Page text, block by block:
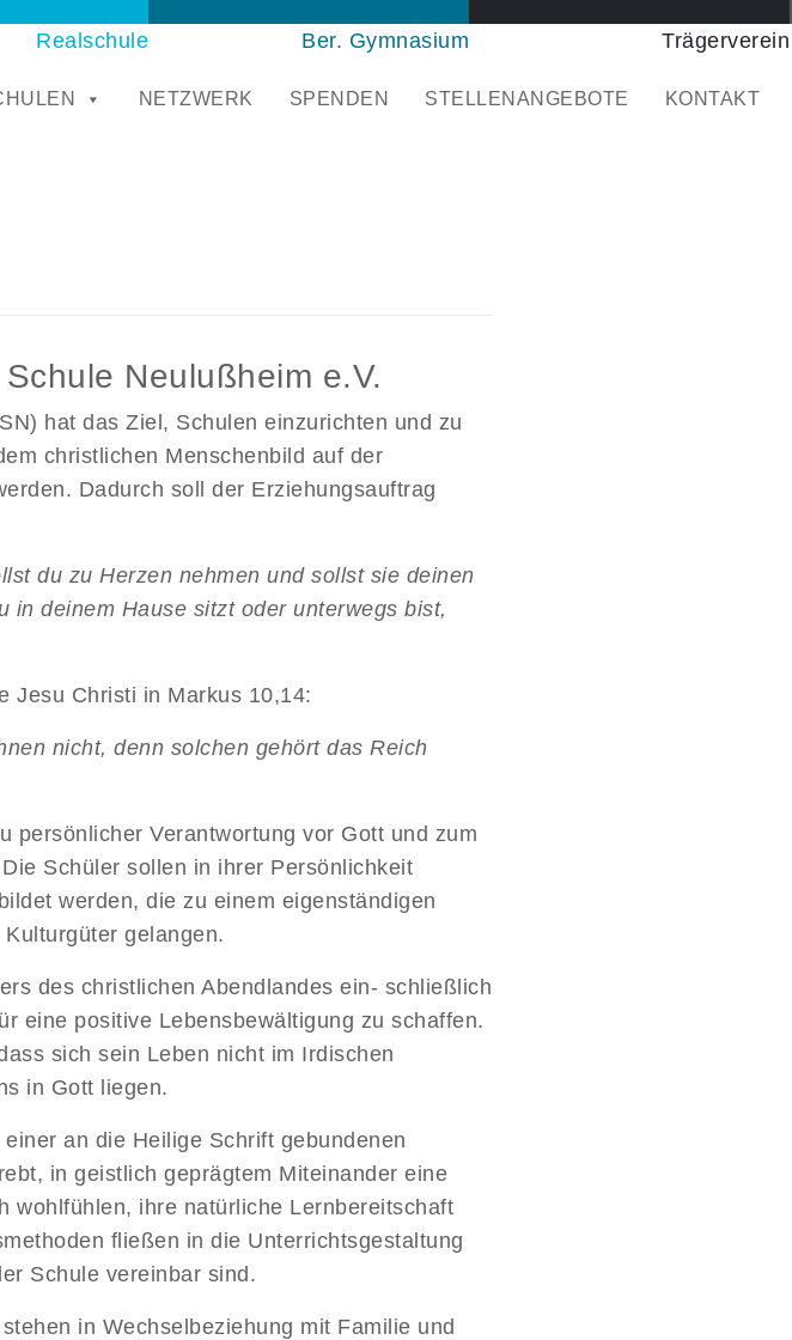
Realschule Ber. Gymnasium Trägerverein
NETZWERK SPENDEN STELLENANGEBOTE KONTAKT
Neulußheim e.V.
hat das Ziel, Schulen einzurichten und zu
christlichen Menschenbild auf der
Dadurch soll der Erziehungsauftrag
du zu Herzen nehmen und sollst sie deinen
in deinem Hause sitzt oder unterwegs bist,
Jesu Christi in Markus 10,14:
nicht, denn solchen gehört das Reich
persönlicher Verantwortung vor Gott und zum
Schüler sollen in ihrer Persönlichkeit
werden, die zu einem eigenständigen
gelangen.
des christlichen Abendlandes ein- schließlich
eine positive Lebensbewältigung zu schaffen.
sich sein Leben nicht im Irdischen
in Gott liegen.
an die Heilige Schrift gebundenen
in geistlich geprägtem Miteinander eine
wohlfühlen, ihre natürliche Lernbereitschaft
fließen in die Unterrichtsgestaltung
Schule vereinbar sind.
in Wechselbeziehung mit Familie und